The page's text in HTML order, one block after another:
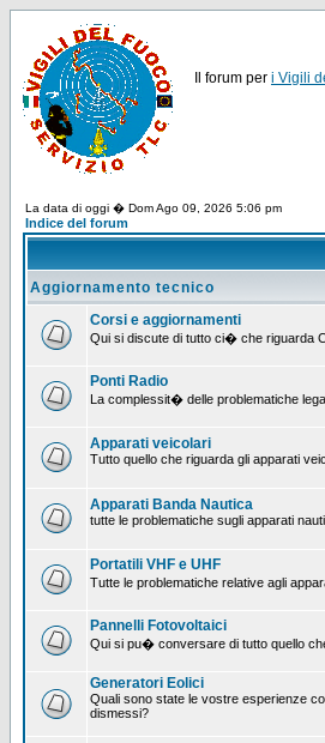
Il forum per i Vigili
La data di oggi � Dom Ago 09, 2026 5:06 pm
Indice del forum
Aggiornamento tecnico
Corsi e aggiornamenti
Qui si discute di tutto ci� che riguarda
Ponti Radio
La complessit� delle problematiche
Apparati veicolari
Tutto quello che riguarda gli apparati
Apparati Banda Nautica
tutte le problematiche sugli apparati
Portatili VHF e UHF
Tutte le problematiche relative agli
Pannelli Fotovoltaici
Qui si pu� conversare di tutto quello
Generatori Eolici
Quali sono state le vostre esperienze
dismessi?